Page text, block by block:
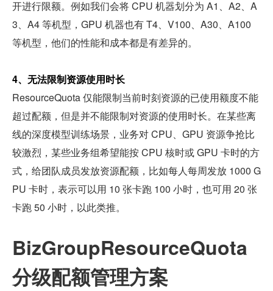
开进行限额。例如我们会将 CPU 机器划分为 A1、A2、A
3、A4 等机型，GPU 机器也有 T4、V100、A30、A100
等机型，他们的性能和成本都是有差异的。
4、无法限制资源使用时长
ResourceQuota 仅能限制当前时刻资源的已使用额度不能
超过配额，但是并不能限制对资源的使用时长。在某些离
线的深度模型训练场景，业务对 CPU、GPU 资源争抢比
较激烈，某些业务组希望能按 CPU 核时或 GPU 卡时的方
式，给团队成员发放资源配额，比如每人每周发放 1000 G
PU 卡时，表示可以用 10 张卡跑 100 小时，也可用 20 张
卡跑 50 小时，以此类推。
BizGroupResourceQuota
分级配额管理方案